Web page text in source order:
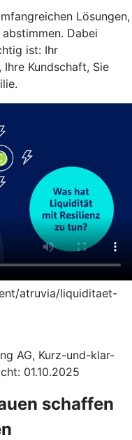
Lösungen,
Dabei
ist: Ihr
Kundschaft, Sie
atruvia/liquiditaet-
AG, Kurz-und-klar-
01.10.2025
schaffen